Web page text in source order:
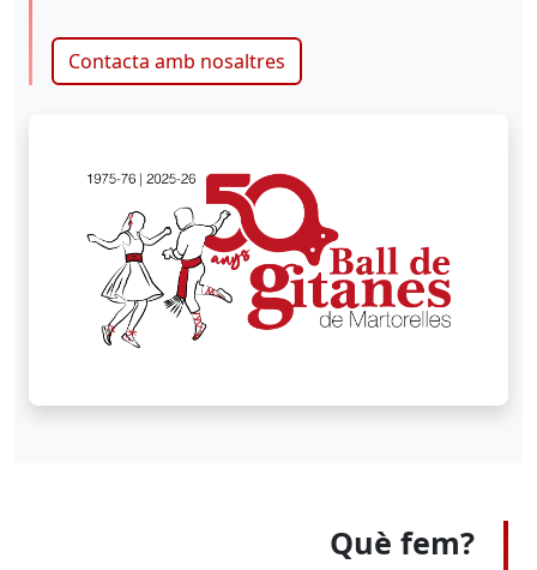
Contacta amb nosaltres
Què fem?